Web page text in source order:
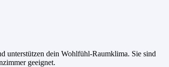
unterstützen dein Wohlfühl-Raumklima. Sie sind
geeignet.